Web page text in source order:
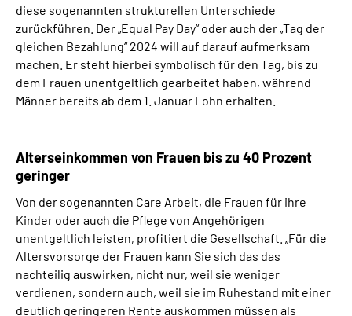
diese sogenannten strukturellen Unterschiede
zurückführen. Der „Equal Pay Day“ oder auch der „Tag der
gleichen Bezahlung“ 2024 will auf darauf aufmerksam
machen. Er steht hierbei symbolisch für den Tag, bis zu
dem Frauen unentgeltlich gearbeitet haben, während
Männer bereits ab dem 1. Januar Lohn erhalten.
Alterseinkommen von Frauen bis zu 40 Prozent
geringer
Von der sogenannten Care Arbeit, die Frauen für ihre
Kinder oder auch die Pflege von Angehörigen
unentgeltlich leisten, profitiert die Gesellschaft. „Für die
Altersvorsorge der Frauen kann Sie sich das das
nachteilig auswirken, nicht nur, weil sie weniger
verdienen, sondern auch, weil sie im Ruhestand mit einer
deutlich geringeren Rente auskommen müssen als